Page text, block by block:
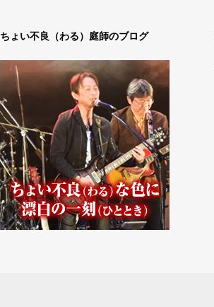
ちょい不良（わる）庭師のブログ